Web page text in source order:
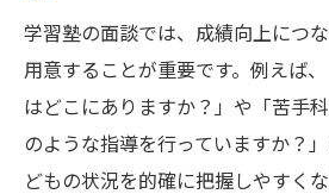
学習塾の面談では、成績向上につ
用意することが重要です。例えば
はどこにありますか？」や「苦手
のような指導を行っていますか？
どもの状況を的確に把握しやすくな